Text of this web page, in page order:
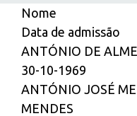
Nome
Data de admissão
ANTÓNIO DE
30-10-1969
ANTÓNIO JOSÉ
MENDES